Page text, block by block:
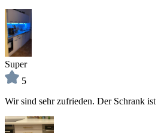
Super
5
Wir sind sehr zufrieden. Der Schrank ist